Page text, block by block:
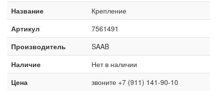
Название
Крепление
Артикул
7561491
Производитель
SAAB
Наличие
Нет в наличии
Цена
звоните +7 (911) 141-90-10